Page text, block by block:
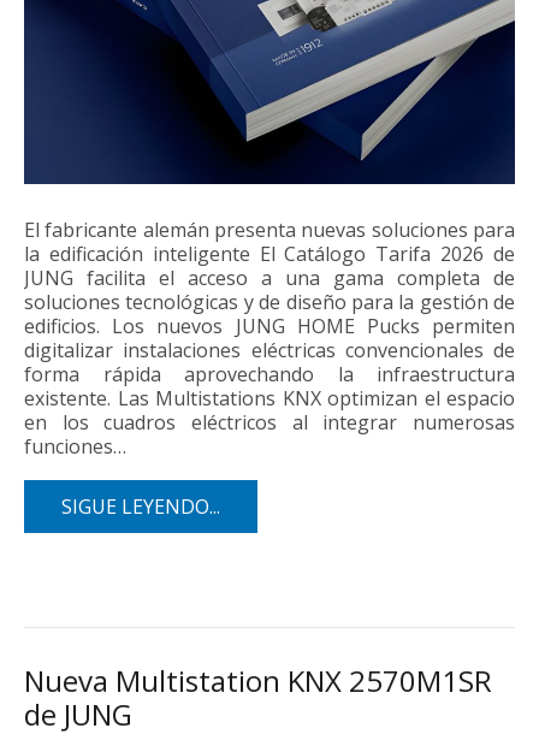
El fabricante alemán presenta nuevas soluciones para
la edificación inteligente El Catálogo Tarifa 2026 de
JUNG facilita el acceso a una gama completa de
soluciones tecnológicas y de diseño para la gestión de
edificios. Los nuevos JUNG HOME Pucks permiten
digitalizar instalaciones eléctricas convencionales de
forma rápida aprovechando la infraestructura
existente. Las Multistations KNX optimizan el espacio
en los cuadros eléctricos al integrar numerosas
funciones…
SIGUE LEYENDO...
Nueva Multistation KNX 2570M1SR
de JUNG